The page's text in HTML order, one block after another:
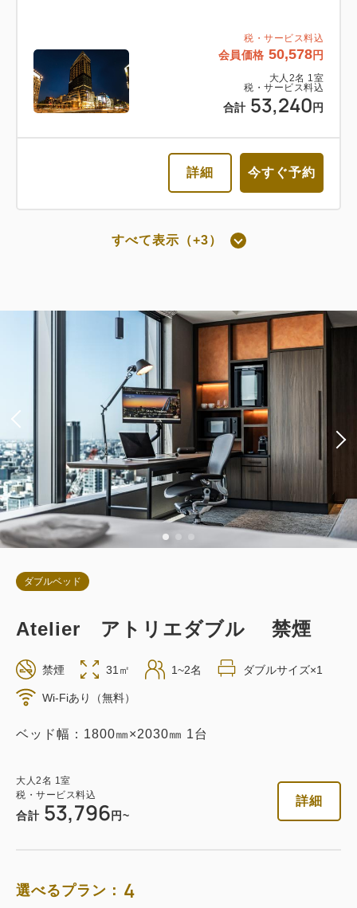
税・サービス料込
会員価格 50,578円
大人 2名 1 室
税・サービス料込
合計 53,240 円
詳細 今すぐ予約
税・サービス料込
会員価格 57,798
大人
税・サービス料込
合計 60,840
現地払い・Web決済
in 14:00~ / out 11:00まで
詳細 今すぐ予約
45,520円
お部屋のみ
返金不可 素泊まり
in 14:00~ / out 11:00まで
すべて表示（+3）
ダブルベッド
Atelier アトリエダブル 禁煙
禁煙 31㎡ 1~2名 ダブルサイズ×1
Wi-Fiあり（無料）
ベッド幅：1800㎜×2030㎜ 1台
大人2名 1室
税・サービス料込
合計 53,796 円~
詳細
選べるプラン： 4